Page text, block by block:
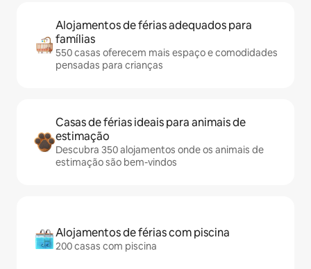
Alojamentos de férias adequados para
famílias
550 casas oferecem mais espaço e comodidades
pensadas para crianças
Casas de férias ideais para animais de
estimação
Descubra 350 alojamentos onde os animais de
estimação são bem-vindos
Alojamentos de férias com piscina
200 casas com piscina